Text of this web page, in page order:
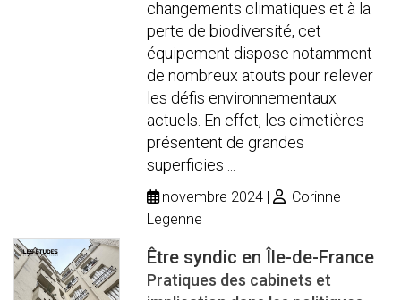
changements climatiques et à la
perte de biodiversité, cet
équipement dispose notamment
de nombreux atouts pour relever
les défis environnementaux
actuels. En effet, les cimetières
présentent de grandes
superficies ...
novembre 2024
Corinne
Legenne
Être syndic en Île-de-France
Pratiques des cabinets et